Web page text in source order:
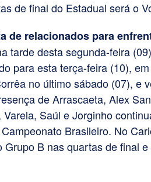
de final do Estadual será o
de relacionados para
tarde desta segunda-feira
para esta terça-feira (10),
no último sábado (07), e
de Arrascaeta, Alex
Saúl e Jorginho
Brasileiro. No
Grupo B nas quartas de final